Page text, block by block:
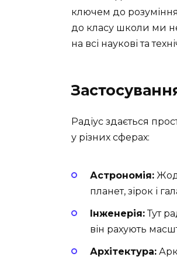
ключем до розуміння
до класу школи ми
на всі наукові та
Радіус здається
у різних сферах:
Астрономія:
планет, зірок і
Інженерія:Тут
він рахують
Архітектура: